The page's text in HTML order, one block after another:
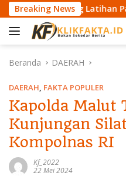
a
Breaking News
Latihan Paskibraka
Beranda DAERAH
DAERAH, FAKTA POPULER
Kapolda Malut
Kunjungan
Kompolnas RI
Kf_2022
22 Mei 2024